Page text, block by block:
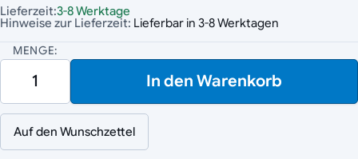
Lieferzeit:3-8 Werktage
Hinweise zur Lieferzeit: Lieferbar in 3-8 Werktagen
MENGE:
In den Warenkorb
Auf den Wunschzettel